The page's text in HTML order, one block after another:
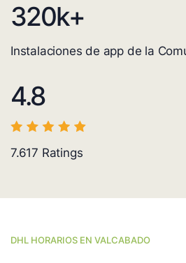
320k+
Instalaciones de app de la
4.8
7.617 Ratings
DHL HORARIOS EN VALCABADO